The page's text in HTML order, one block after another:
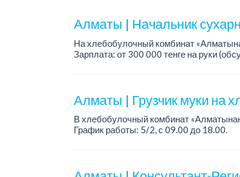
Алматы | Начальник
На хлебобулочный комбинат
Зарплата: от 300 000 тенге на руки
Алматы | Грузчик муки на
В хлебобулочный комбинат
График работы: 5/2, с 09.00 до 18.00.